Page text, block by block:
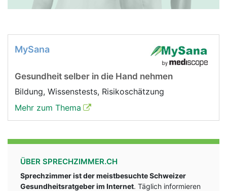
MySana
Gesundheit selber in die Hand nehmen
Bildung, Wissenstests, Risikoschätzung
Mehr zum Thema
ÜBER SPRECHZIMMER.CH
Sprechzimmer ist der meistbesuchte Schweizer
Gesundheitsratgeber im Internet. Täglich informieren